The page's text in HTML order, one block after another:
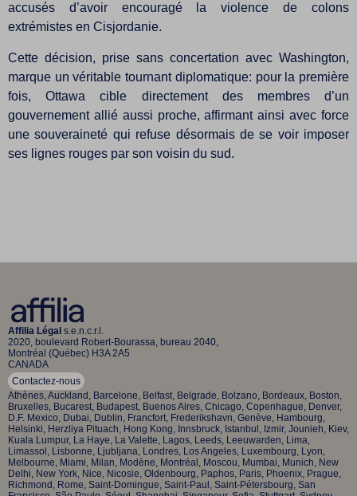
accusés d’avoir encouragé la violence de colons
extrémistes en Cisjordanie.
Cette décision, prise sans concertation avec Washington,
marque un véritable tournant diplomatique: pour la première
fois, Ottawa cible directement des membres d’un
gouvernement allié aussi proche, affirmant ainsi avec force
une souveraineté qui refuse désormais de se voir imposer
ses lignes rouges par son voisin du sud.
Affilia Légal s.e.n.c.r.l.
2020, boulevard Robert-Bourassa, bureau 2040,
Montréal (Québec) H3A 2A5
CANADA
Contactez-nous
Athènes, Auckland, Barcelone, Belfast, Belgrade, Bolzano, Bordeaux, Boston,
Bruxelles, Bucarest, Budapest, Buenos Aires, Chicago, Copenhague, Denver,
D.F. Mexico, Dubai, Dublin, Francfort, Frederikshavn, Genève, Hambourg,
Helsinki, Herzliya Pituach, Hong Kong, Innsbruck, Istanbul, Izmir, Jounieh, Kiev,
Kuala Lumpur, La Haye, La Valette, Lagos, Leeds, Leeuwarden, Lima,
Limassol, Lisbonne, Ljubljana, Londres, Los Angeles, Luxembourg, Lyon,
Melbourne, Miami, Milan, Modène, Montréal, Moscou, Mumbai, Munich, New
Delhi, New York, Nice, Nicosie, Oldenbourg, Paphos, Paris, Phoenix, Prague,
Richmond, Rome, Saint-Domingue, Saint-Paul, Saint-Pétersbourg, San